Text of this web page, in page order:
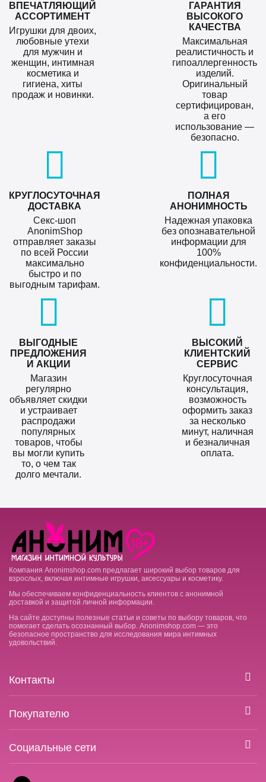
ВПЕЧАТЛЯЮЩИЙ
АССОРТИМЕНТ
Игрушки для двоих,
любовные утехи
для мужчин и
женщин, интимная
косметика и
гигиена, хиты
продаж и новинки.
ГАРАНТИЯ
ВЫСОКОГО
КАЧЕСТВА
Максимальная
реалистичность и
гипоаллергенность
изделий.
Оригинальный
товар
сертифицирован,
а его
использование —
безопасно.
КРУГЛОСУТОЧНАЯ
ДОСТАВКА
Секс-шоп
AnonimShop
отправляет заказы
по всей России
максимально
быстро и по
выгодным тарифам.
ПОЛНАЯ
АНОНИМНОСТЬ
Надежная упаковка
без опознавательной
информации для
100%
конфиденциальности.
ВЫГОДНЫЕ
ПРЕДЛОЖЕНИЯ
И АКЦИИ
Магазин
регулярно
объявляет скидки
и устраивает
распродажи
популярных
товаров, чтобы
вы могли купить
то, о чем так
долго мечтали.
ВЫСОКИЙ
КЛИЕНТСКИЙ
СЕРВИС
Круглосуточная
консультация,
возможность
оформить заказ
за несколько
минут, наличная
и безналичная
оплата.
Компания Anonimshop.com предлагает широкий выбор товаров для
взрослых, включая интимные игрушки, аксессуары и косметику.
Мы обеспечиваем конфиденциальность клиентов с анонимной
доставкой и защитой личной информации.
На сайте доступны полезные статьи и советы по выбору товаров, что
помогает сделать осознанный выбор. Anonimshop.com — это
безопасное пространство для исследования мира интимных
удовольствий.
Контакты
Покупателю
Социальные сети